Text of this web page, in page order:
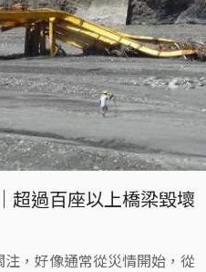
超過百座以上橋梁毀壞
注，好像通常從災情開始，從